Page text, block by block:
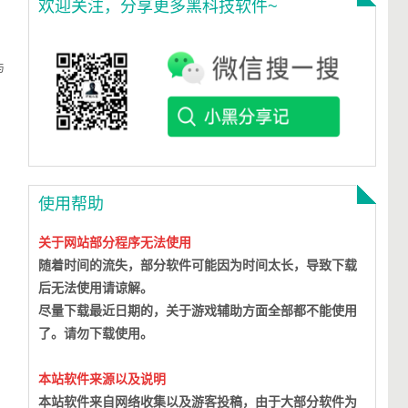
欢迎关注，分享更多黑科技软件~
使用帮助
关于网站部分程序无法使用
随着时间的流失，部分软件可能因为时间太长，导致下载
后无法使用请谅解。
尽量下载最近日期的，关于游戏辅助方面全部都不能使用
了。请勿下载使用。
本站软件来源以及说明
本站软件来自网络收集以及游客投稿，由于大部分软件为